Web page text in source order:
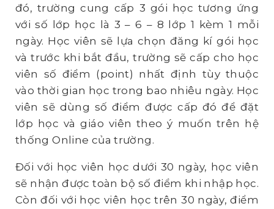
đó, trường cung cấp 3 gói học tương ứng
với số lớp học là 3 – 6 – 8 lớp 1 kèm 1 mỗi
ngày. Học viên sẽ lựa chọn đăng kí gói học
và trước khi bắt đầu, trường sẽ cấp cho học
viên số điểm (point) nhất định tùy thuộc
vào thời gian học trong bao nhiêu ngày. Học
viên sẽ dùng số điểm được cấp đó để đặt
lớp học và giáo viên theo ý muốn trên hệ
thống Online của trường.
Đối với học viên học dưới 30 ngày, học viên
sẽ nhận được toàn bộ số điểm khi nhập học.
Còn đối với học viên học trên 30 ngày, điểm